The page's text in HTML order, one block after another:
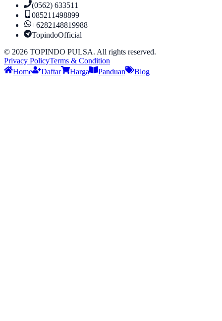
(0562) 633511
085211498899
+6282148819988
TopindoOfficial
© 2026 TOPINDO PULSA. All rights reserved.
Privacy PolicyTerms & Condition
Home
Daftar Harga Panduan Blog